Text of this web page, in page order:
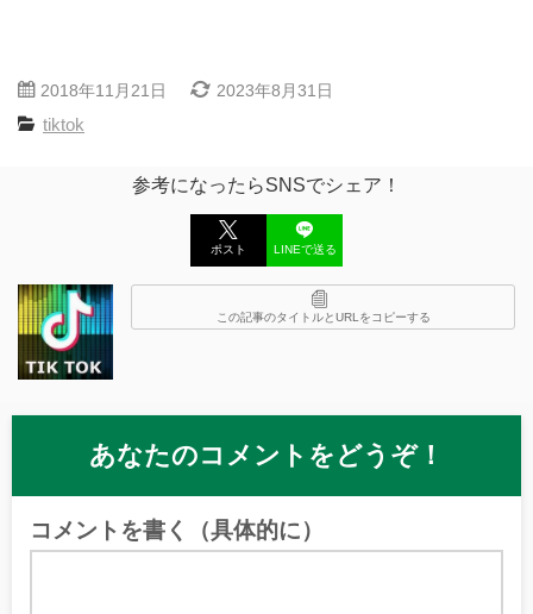
2018年11月21日 2023年8月31日
tiktok
参考になったらSNSでシェア！
ポスト LINEで送る
この記事のタイトルとURLをコピーする
あなたのコメントをどうぞ！
コメントを書く（具体的に）